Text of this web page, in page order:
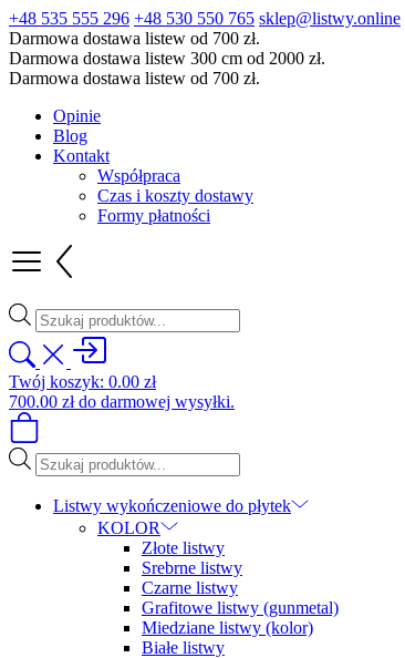
+48 535 555 296 +48 530 550 765 sklep@listwy.online
Darmowa dostawa listew od 700 zł.
Darmowa dostawa listew 300 cm od 2000 zł.
Darmowa dostawa listew od 700 zł.
Opinie
Blog
Kontakt
Współpraca
Czas i koszty dostawy
Formy płatności
Wyszukiwarka
produktów
Twój koszyk: 0.00 zł
700.00 złdo darmowej wysyłki.
Wyszukiwarka
produktów
Listwy wykończeniowe do płytek
KOLOR
Złote listwy
Srebrne listwy
Czarne listwy
Grafitowe listwy (gunmetal)
Miedziane listwy (kolor)
Białe listwy